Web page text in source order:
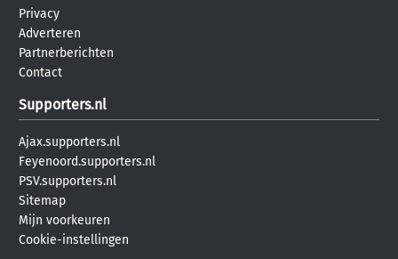
Privacy
Adverteren
Partnerberichten
Contact
Supporters.nl
Ajax.supporters.nl
Feyenoord.supporters.nl
PSV.supporters.nl
Sitemap
Mijn voorkeuren
Cookie-instellingen